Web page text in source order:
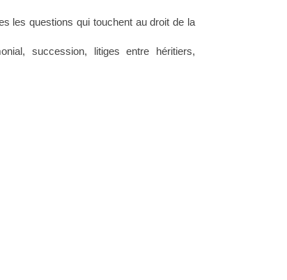
les questions qui touchent au droit de la
succession, litiges entre héritiers,